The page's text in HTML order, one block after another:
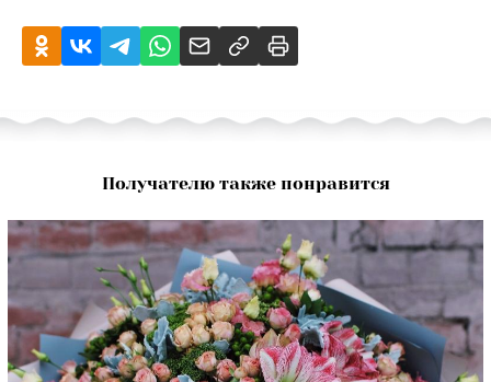
Получателю также понравится